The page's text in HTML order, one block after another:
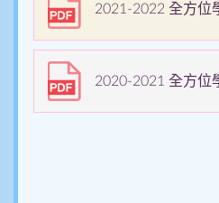
2021-2022 全方位
2020-2021 全方位